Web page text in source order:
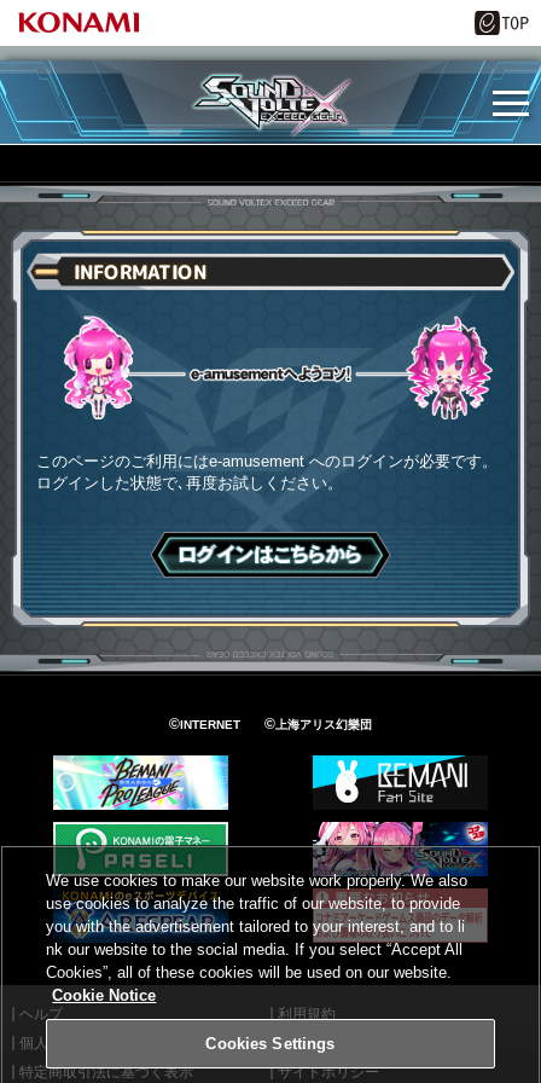
INFORMATION
このページのご利用にはe-amusement へのログインが必要です。
ログインした状態で､再度お試しください。
ログインはこちら
©INTERNET ©上海アリス幻樂団
ヘルプ
利用規約
個人情報等保護方針
外部送信について
特定商取引法に基づく表示
サイトポリシー
We use cookies to make our website work properly. We also
use cookies to analyze the traffic of our website, to provide
you with the advertisement tailored to your interest, and to li
nk our website to the social media. If you select “Accept All
Cookies”, all of these cookies will be used on our website.
Cookie Notice
Cookies Settings